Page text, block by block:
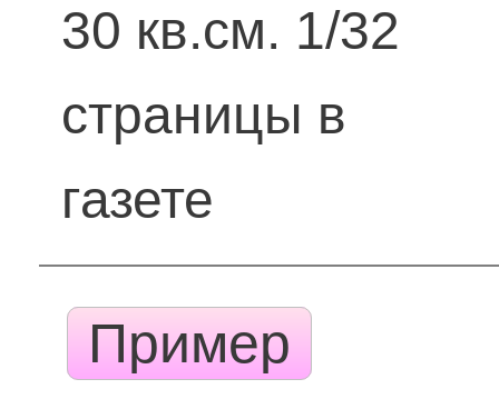
30 кв.см. 1/32
страницы в
газете
Пример